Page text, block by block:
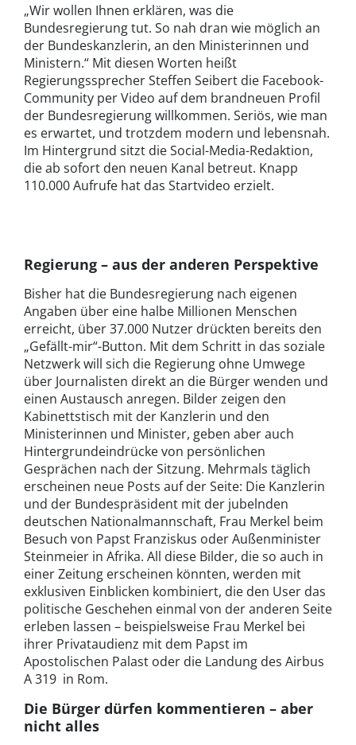
„Wir wollen Ihnen erklären, was die
Bundesregierung tut. So nah dran wie möglich an
der Bundeskanzlerin, an den Ministerinnen und
Ministern.“ Mit diesen Worten heißt
Regierungssprecher Steffen Seibert die Facebook-
Community per Video auf dem brandneuen Profil
der Bundesregierung willkommen. Seriös, wie man
es erwartet, und trotzdem modern und lebensnah.
Im Hintergrund sitzt die Social-Media-Redaktion,
die ab sofort den neuen Kanal betreut. Knapp
110.000 Aufrufe hat das Startvideo erzielt.
Regierung – aus der anderen Perspektive
Bisher hat die Bundesregierung nach eigenen
Angaben über eine halbe Millionen Menschen
erreicht, über 37.000 Nutzer drückten bereits den
„Gefällt-mir“-Button. Mit dem Schritt in das soziale
Netzwerk will sich die Regierung ohne Umwege
über Journalisten direkt an die Bürger wenden und
einen Austausch anregen. Bilder zeigen den
Kabinettstisch mit der Kanzlerin und den
Ministerinnen und Minister, geben aber auch
Hintergrundeindrücke von persönlichen
Gesprächen nach der Sitzung. Mehrmals täglich
erscheinen neue Posts auf der Seite: Die Kanzlerin
und der Bundespräsident mit der jubelnden
deutschen Nationalmannschaft, Frau Merkel beim
Besuch von Papst Franziskus oder Außenminister
Steinmeier in Afrika. All diese Bilder, die so auch in
einer Zeitung erscheinen könnten, werden mit
exklusiven Einblicken kombiniert, die den User das
politische Geschehen einmal von der anderen Seite
erleben lassen – beispielsweise Frau Merkel bei
ihrer Privataudienz mit dem Papst im
Apostolischen Palast oder die Landung des Airbus
A 319 in Rom.
Die Bürger dürfen kommentieren – aber
nicht alles